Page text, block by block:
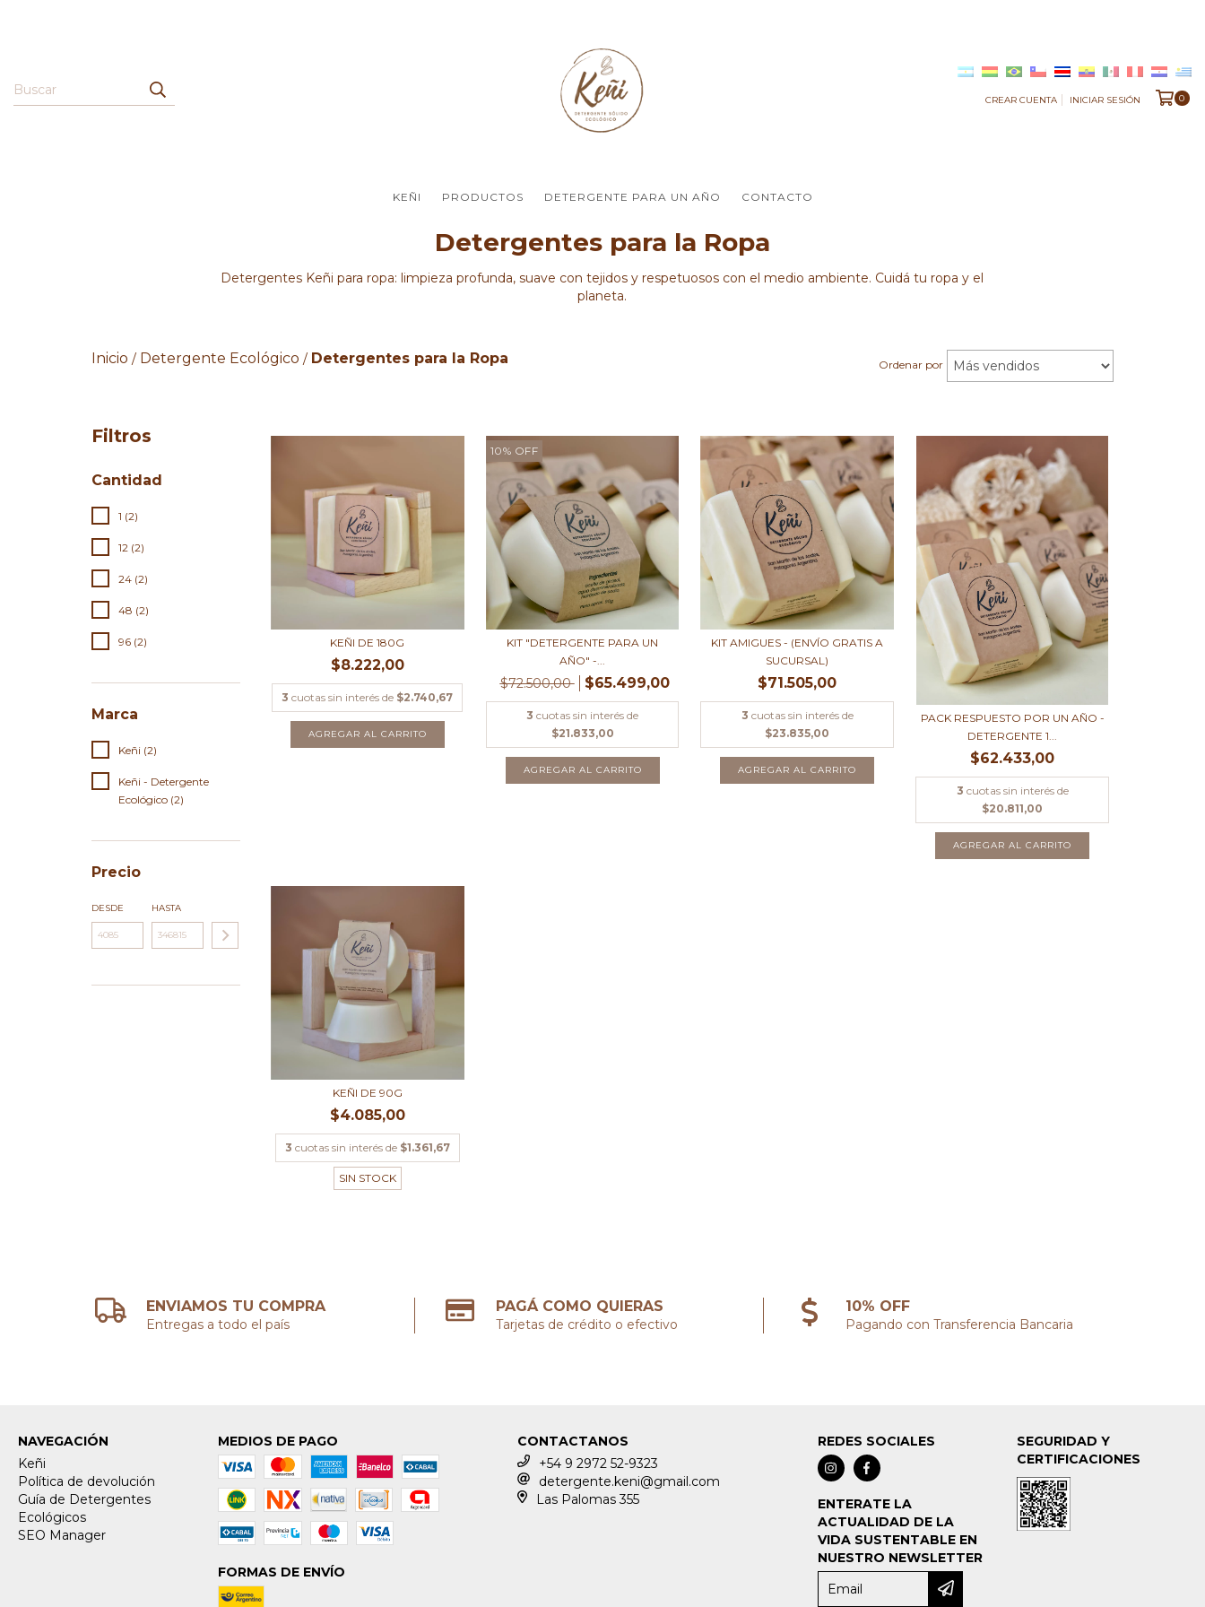
CREAR CUENTA INICIAR SESIÓN 0
KEÑI PRODUCTOS DETERGENTE PARA UN AÑO CONTACTO
Detergentes para la Ropa
Detergentes Keñi para ropa: limpieza profunda, suave con tejidos y respetuosos con el medio ambiente. Cuidá tu ropa y el
planeta.
Inicio / Detergente Ecológico / Detergentes para la Ropa Ordenar por
Filtros
Cantidad
1 (2)
12 (2)
24 (2)
48 (2)
96 (2)
Marca
Keñi (2)
Keñi - Detergente
Ecológico (2)
Precio
DESDE HASTA
KEÑI DE 180G
$8.222,00
3 cuotas sin interés de $2.740,67
AGREGAR AL CARRITO
10% OFF
KIT "DETERGENTE PARA UN
AÑO" -...
$72.500,00 $65.499,00
3 cuotas sin interés de
$21.833,00
KIT AMIGUES - (ENVÍO GRATIS A
SUCURSAL)
$71.505,00
3 cuotas sin interés de
$23.835,00
PACK RESPUESTO POR UN AÑO -
DETERGENTE 1...
$62.433,00
3 cuotas sin interés de
$20.811,00
KEÑI DE 90G
$4.085,00
3 cuotas sin interés de $1.361,67
SIN STOCK
ENVIAMOS TU COMPRA
Entregas a todo el país
PAGÁ COMO QUIERAS
Tarjetas de crédito o efectivo
10% OFF
Pagando con Transferencia Bancaria
NAVEGACIÓN
Keñi
Política de devolución
Guía de Detergentes
Ecológicos
SEO Manager
MEDIOS DE PAGO
FORMAS DE ENVÍO
CONTACTANOS
+54 9 2972 52-9323
detergente.keni@gmail.com
Las Palomas 355
REDES SOCIALES
ENTERATE LA
ACTUALIDAD DE LA
VIDA SUSTENTABLE EN
NUESTRO NEWSLETTER
SEGURIDAD Y
CERTIFICACIONES